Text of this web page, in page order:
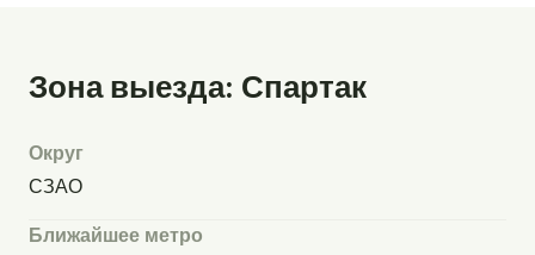
Зона выезда: Спартак
Округ
СЗАО
Ближайшее метро